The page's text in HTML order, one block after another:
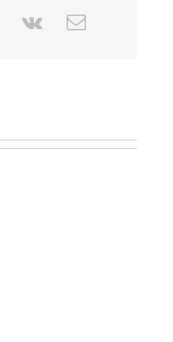
Pinterest
Vk Email